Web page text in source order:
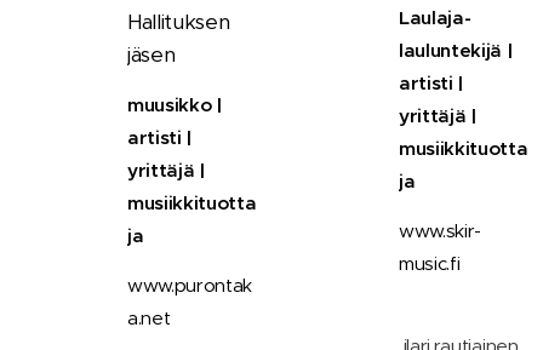
Hallituksen
jäsen
muusikko |
artisti |
yrittäjä |
musiikkituotta
ja
www.purontak
a.net
Laulaja-
lauluntekijä |
artisti |
yrittäjä |
musiikkituotta
ja
www.skir-
music.fi